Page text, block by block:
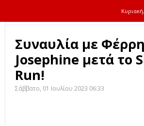
Συναυλία με
Josephine μετά το
Run!
Σάββατο, 01 Ιουλίου 2023 06:33